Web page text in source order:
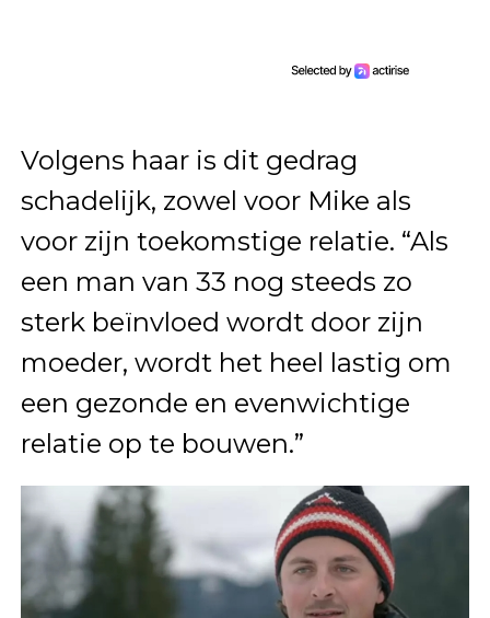
Volgens haar is dit gedrag
schadelijk, zowel voor Mike als
voor zijn toekomstige relatie. “Als
een man van 33 nog steeds zo
sterk beïnvloed wordt door zijn
moeder, wordt het heel lastig om
een gezonde en evenwichtige
relatie op te bouwen.”